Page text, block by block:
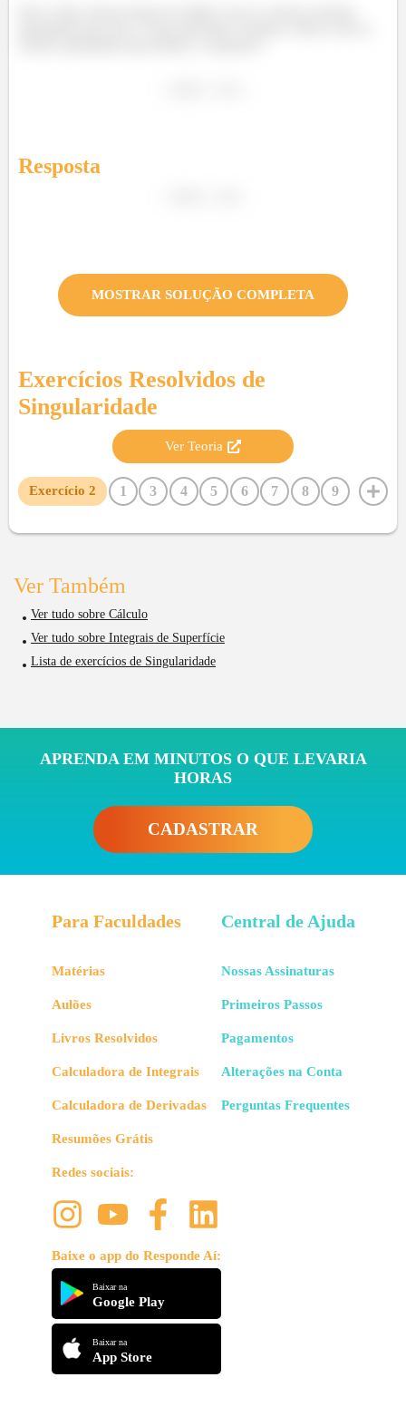
Resposta
MOSTRAR SOLUÇÃO COMPLETA
Exercícios Resolvidos de
Singularidade
Ver Teoria
Exercício 2 1 3 4 5 6 7 8
9
Ver Também
Ver tudo sobre Cálculo
Ver tudo sobre Integrais de Superfície
Lista de exercícios de Singularidade
APRENDA EM MINUTOS O QUE LEVARIA
HORAS
CADASTRAR
Para Faculdades
Matérias
Aulões
Livros Resolvidos
Calculadora de Integrais
Calculadora de Derivadas
Resumões Grátis
Redes sociais:
Baixe o app do Responde Aí:
Baixar na
Google Play
Baixar na
App Store
Central de Ajuda
Nossas Assinaturas
Primeiros Passos
Pagamentos
Alterações na Conta
Perguntas Frequentes